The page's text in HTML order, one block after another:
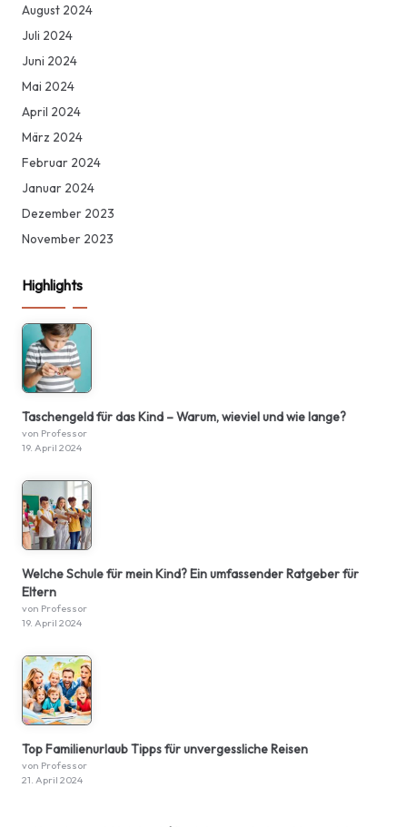
August 2024
Juli 2024
Juni 2024
Mai 2024
April 2024
März 2024
Februar 2024
Januar 2024
Dezember 2023
November 2023
Highlights
Taschengeld für das Kind – Warum, wieviel und wie lange?
von Professor
19. April 2024
Welche Schule für mein Kind? Ein umfassender Ratgeber für
Eltern
von Professor
19. April 2024
Top Familienurlaub Tipps für unvergessliche Reisen
von Professor
21. April 2024